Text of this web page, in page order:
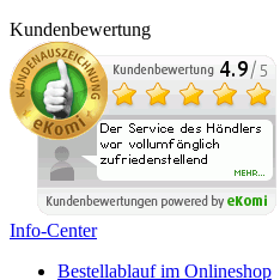
Kundenbewertung
Info-Center
Bestellablauf im Onlineshop